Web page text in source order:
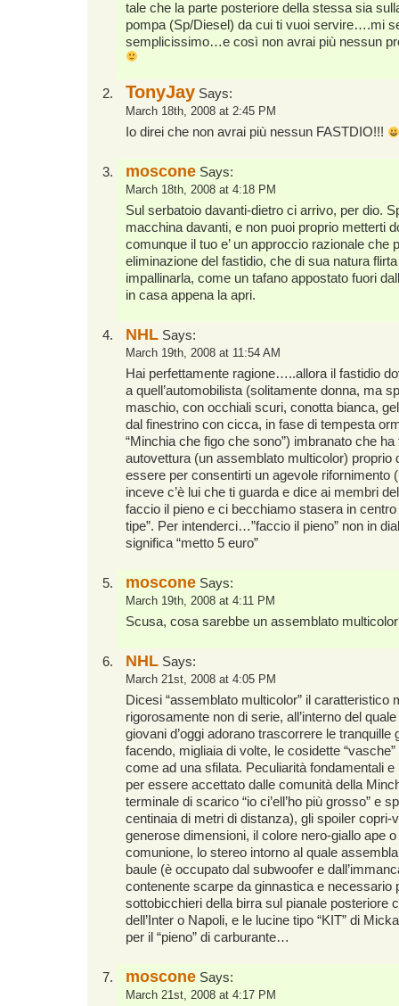
tale che la parte posteriore della stessa sia
pompa (Sp/Diesel) da cui ti vuoi servire….mi
semplicissimo…e così non avrai più nessun
TonyJay Says:
March 18th, 2008 at 2:45 PM
Io direi che non avrai più nessun FASTDIO!!!
moscone Says:
March 18th, 2008 at 4:18 PM
Sul serbatoio davanti-dietro ci arrivo, per dio.
macchina davanti, e non puoi proprio metterti
comunque il tuo e’ un approccio razionale che
eliminazione del fastidio, che di sua natura
impallinarla, come un tafano appostato fuori
in casa appena la apri.
NHL Says:
March 19th, 2008 at 11:54 AM
Hai perfettamente ragione…..allora il fastidio
a quell’automobilista (solitamente donna, ma
maschio, con occhiali scuri, conotta bianca,
dal finestrino con cicca, in fase di tempesta
“Minchia che figo che sono”) imbranato che
autovettura (un assemblato multicolor) proprio
essere per consentirti un agevole rifornimento
inceve c’è lui che ti guarda e dice ai membri
faccio il pieno e ci becchiamo stasera in centro
tipe”. Per intenderci…”faccio il pieno” non in
significa “metto 5 euro”
moscone Says:
March 19th, 2008 at 4:11 PM
Scusa, cosa sarebbe un assemblato
NHL Says:
March 21st, 2008 at 4:05 PM
Dicesi “assemblato multicolor” il caratteristico
rigorosamente non di serie, all’interno del
giovani d’oggi adorano trascorrere le tranquille
facendo, migliaia di volte, le cosidette
come ad una sfilata. Peculiarità fondamentali
per essere accettato dalle comunità della
terminale di scarico “io ci’ell’ho più grosso” e
centinaia di metri di distanza), gli spoiler copri-
generose dimensioni, il colore nero-giallo ape
comunione, lo stereo intorno al quale
baule (è occupato dal subwoofer e
contenente scarpe da ginnastica e necessario
sottobicchieri della birra sul pianale posteriore
dell’Inter o Napoli, e le lucine tipo “KIT” di
per il “pieno” di carburante…
moscone Says:
March 21st, 2008 at 4:17 PM